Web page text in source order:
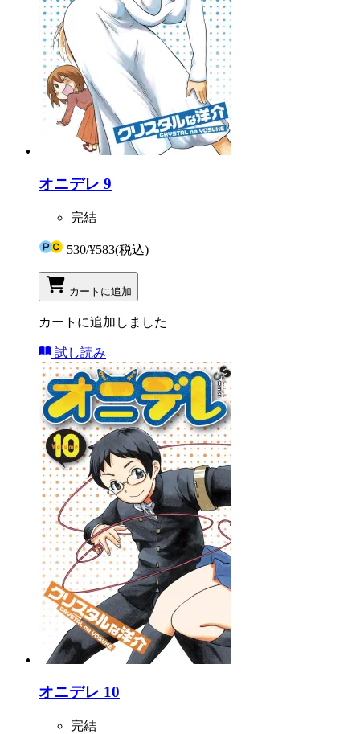
オニデレ 9
完結
530/¥583(税込)
カートに追加
カートに追加しました
試し読み
オニデレ 10
完結